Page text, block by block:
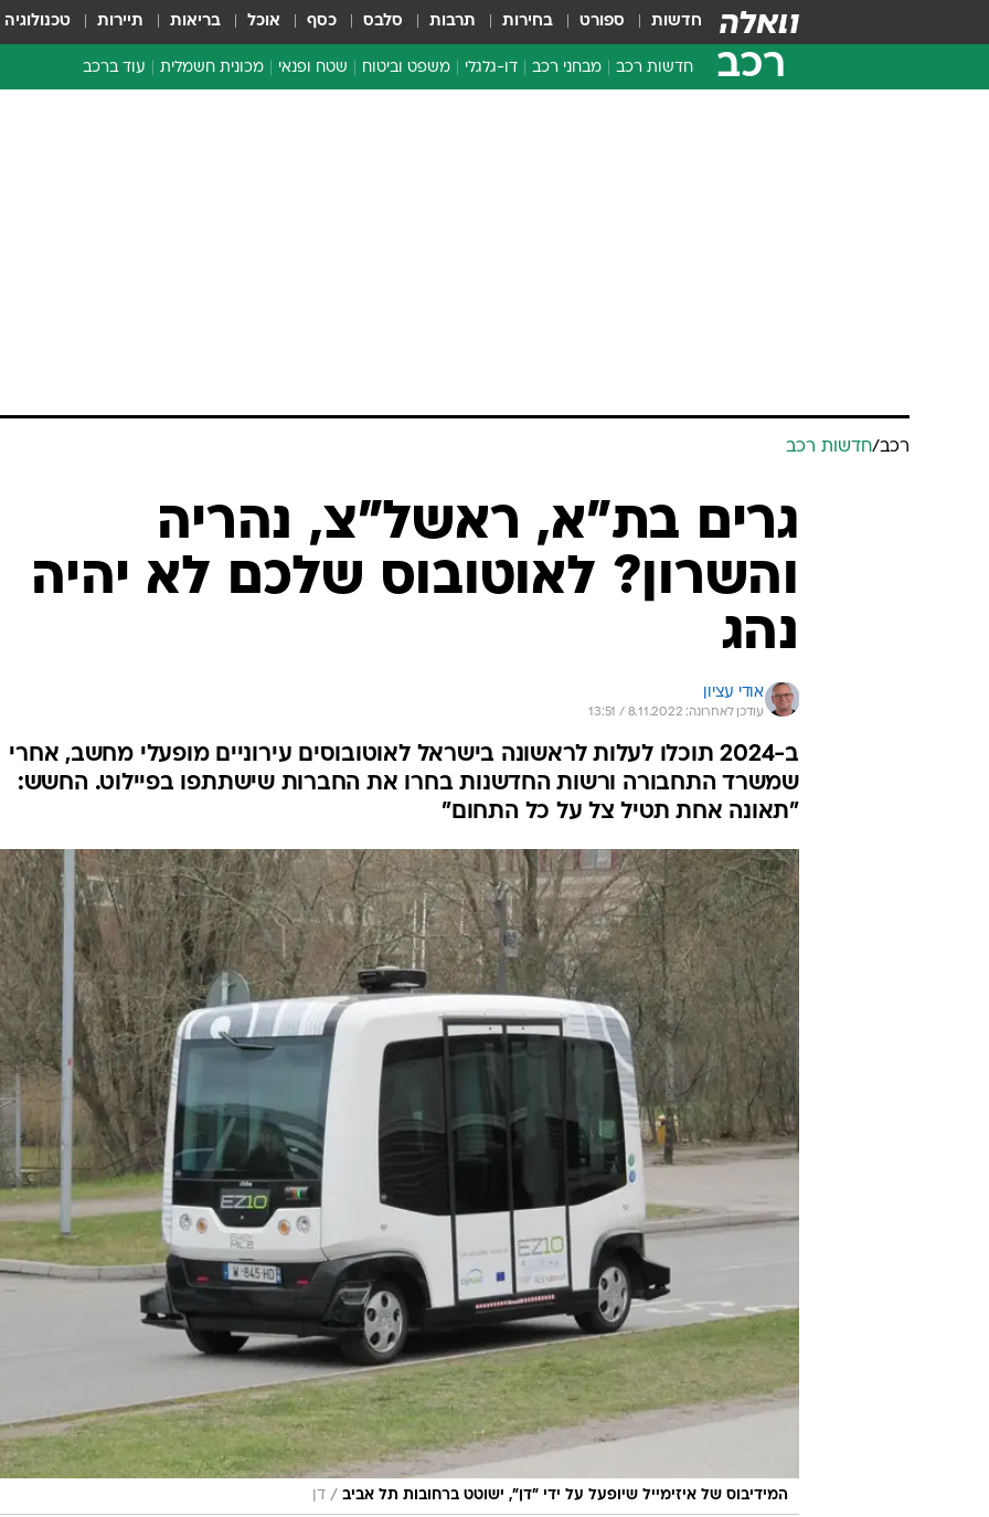
חדשות ספורט בחירות תרבות סלבס כסף אוכל בריאות תיירות טכנולוגיה
רכב חדשות רכב מבחני רכב דו-גלגלי משפט וביטוח שטח ופנאי מכונית חשמלית עוד ברכב
רכב/חדשות רכב
גרים בת"א, ראשל"צ, נהריה
והשרון? לאוטובוס שלכם לא יהיה
נהג
אודי עציון
עודכן לאחרונה: 8.11.2022 / 13:51
ב-2024 תוכלו לעלות לראשונה בישראל לאוטובוסים עירוניים מופעלי מחשב, אחרי
שמשרד התחבורה ורשות החדשנות בחרו את החברות שישתתפו בפיילוט. החשש:
"תאונה אחת תטיל צל על כל התחום"
המידיבוס של איזימייל שיופעל על ידי "דן", ישוטט ברחובות תל אביב / דן